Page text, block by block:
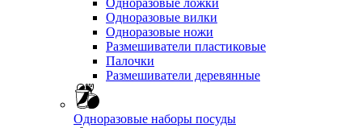
Одноразовые ложки
Одноразовые вилки
Одноразовые ножи
Размешиватели пластиковые
Палочки
Размешиватели деревянные
Одноразовые наборы посуды